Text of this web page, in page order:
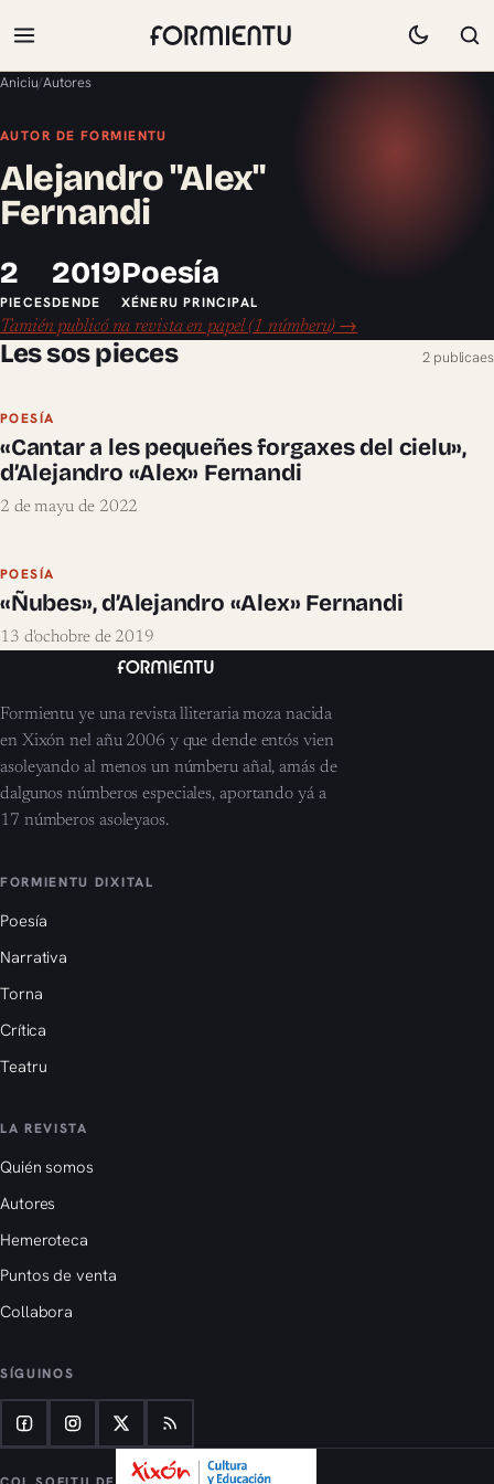
Aniciu/Autores
AUTOR DE FORMIENTU
Alejandro "Alex"
Fernandi
2
PIECES
2019
DENDE
Poesía
XÉNERU PRINCIPAL
Tamién publicó na revista en papel (1 númberu) →
Les sos pieces 2 publicaes
POESÍA
«Cantar a les pequeñes forgaxes del cielu»,
d’Alejandro «Alex» Fernandi
2 de mayu de 2022
POESÍA
«Ñubes», d’Alejandro «Alex» Fernandi
13 d'ochobre de 2019
Formientu ye una revista lliteraria moza nacida
en Xixón nel añu 2006 y que dende entós vien
asoleyando al menos un númberu añal, amás de
dalgunos númberos especiales, aportando yá a
17 númberos asoleyaos.
FORMIENTU DIXITAL
Poesía
Narrativa
Torna
Crítica
Teatru
LA REVISTA
Quién somos
Autores
Hemeroteca
Puntos de venta
Collabora
SÍGUINOS